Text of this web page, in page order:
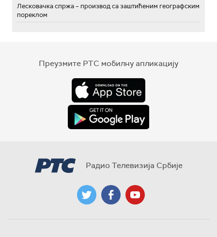
Лесковачка спржа – производ са заштићеним географским
пореклом
Преузмите РТС мобилну апликацију
Радио Телевизија Србије